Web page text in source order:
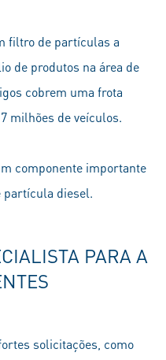
filtro de partículas a
de produtos na área de
cobrem uma frota
milhões de veículos.
componente importante
partícula diesel.
PARA A
solicitações, como